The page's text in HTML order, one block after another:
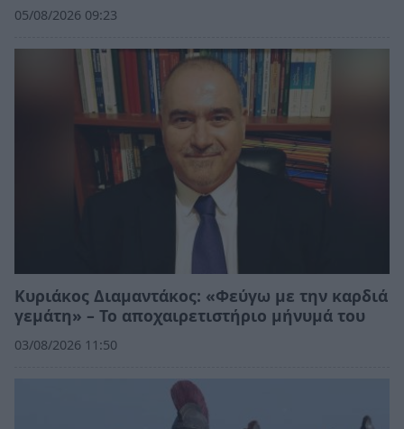
05/08/2026 09:23
Κυριάκος Διαμαντάκος: «Φεύγω με την καρδιά
γεμάτη» – Το αποχαιρετιστήριο μήνυμά του
03/08/2026 11:50